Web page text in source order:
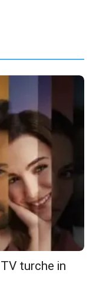
turche in